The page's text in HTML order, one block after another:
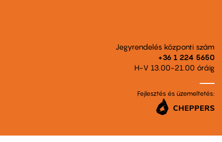
Jegyrendelés központi szám
+36 1 224 5650
H-V 13.00-21.00 óráig
Fejlesztés és üzemeltetés: